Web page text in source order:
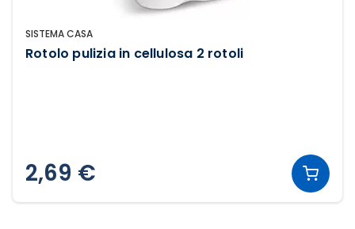
SISTEMA CASA
Rotolo pulizia in cellulosa 2 rotoli
2,69 €